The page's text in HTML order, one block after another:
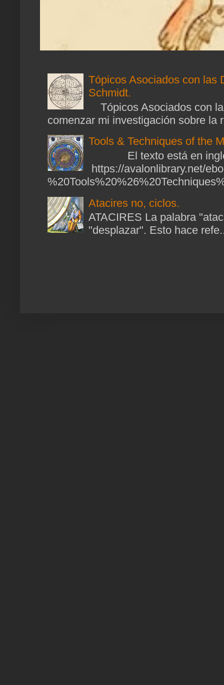
Tópicos Asociados con las
Schmidt.
Tópicos Asociados con
comenzar mi investigación sobre la
Tools & Techniques of the
El texto está en
https://avalonlibrary.net/
Atacires no, ciclos.
ATACIRES La palabra
"desplazar". Esto hace